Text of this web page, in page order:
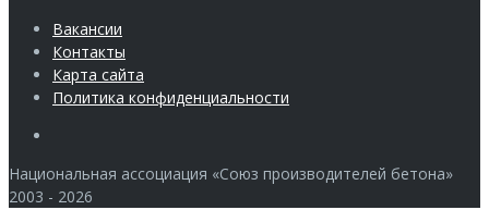
Вакансии
Контакты
Карта сайта
Политика конфиденциальности
Национальная ассоциация «Союз производителей бетона»
2003 - 2026